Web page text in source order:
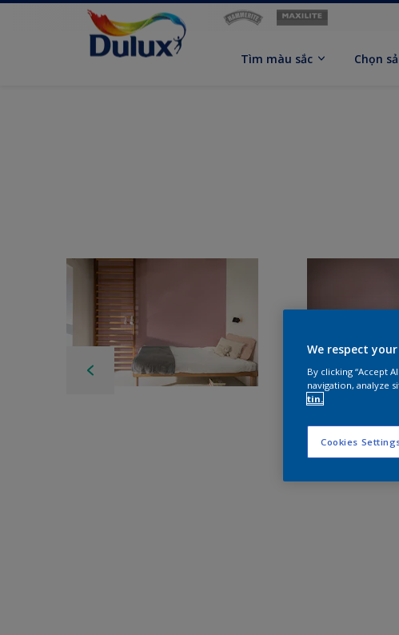
Tìm màu sắc Chọn
We respect
By clicking “Accept
navigation, analyze
tin.
Cookies